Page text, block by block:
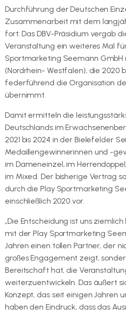
Durchführung der Deutschen
Zusammenarbeit mit dem
fort: Das DBV-Präsidium vergab
Veranstaltung ein weiteres Mal
Sportmarketing Seemann GmbH
(Nordrhein- Westfalen), die 2020
federführend die Organisation
übernimmt.
Damit ermitteln die
Deutschlands im
2021 bis 2024 in der Bielefelder
Medaillengewinnerinnen und -
im Dameneinzel, im
im Mixed. Der bisherige Vertrag
durch die Play Sportmarketing
einschließlich 2020 vor.
„Die Entscheidung ist uns
mit der Play Sportmarketing
Jahren einen tollen Partner, der
großes Engagement zeigt,
Bereitschaft hat, die
weiterzuentwickeln. Das äußert
Konzept, das seit einigen Jahren
haben den Eindruck, dass das